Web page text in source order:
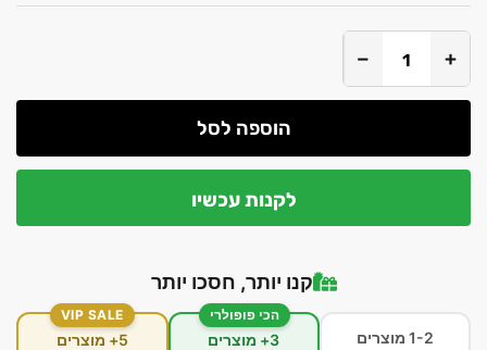
+
−
הוספה לסל
לקנות עכשיו
קנו יותר, חסכו יותר
1-2 מוצרים
הכי פופולרי
3+ מוצרים
VIP SALE
5+ מוצרים